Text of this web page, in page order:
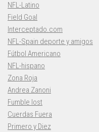
NFL-Latino
Field Goal
Interceptado.com
NFL-Spain deporte y amigos
Fútbol Americano
NFL-hispano
Zona Roja
Andrea Zanoni
Fumble lost
Cuerdas Fuera
Primero y Diez